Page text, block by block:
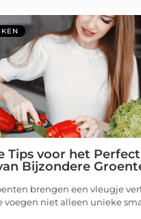
Tips voor het Perfect
Bijzondere
brengen een vleugje
voegen niet alleen unieke